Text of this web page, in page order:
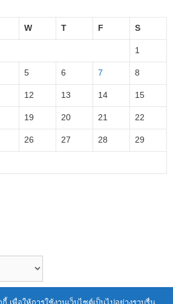
W T F S
1
5 6 7 8
12 13 14 15
19 20 21 22
26 27 28 29
|Personal Data Protection Policy